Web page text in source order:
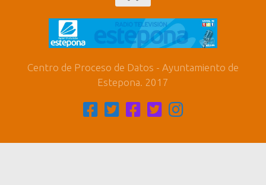
Centro de Proceso de Datos - Ayuntamiento de
Estepona. 2017